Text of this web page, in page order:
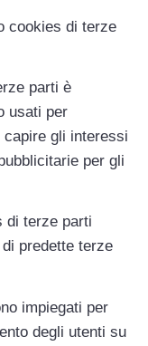
cookies di terze
parti è
usati per
gli interessi
per gli
di terze parti
predette terze
impiegati per
degli utenti su